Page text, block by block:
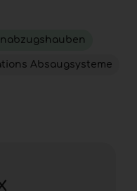
Absaugsysteme